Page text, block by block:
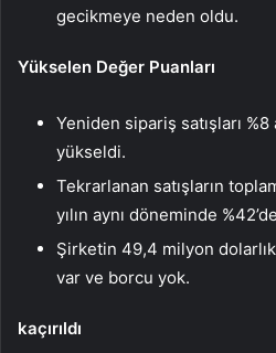
gecikmeye neden oldu.
Yükselen Değer Puanları
Yeniden sipariş satışları
yükseldi.
Tekrarlanan satışların
yılın aynı döneminde
Şirketin 49,4 milyon
var ve borcu yok.
kaçırıldı